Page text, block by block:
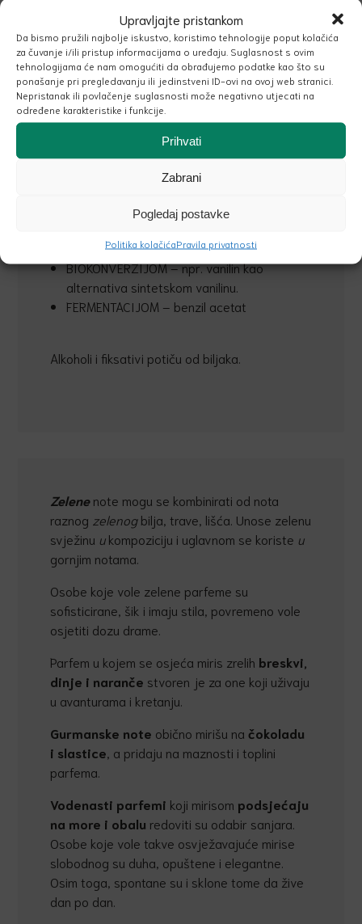
Upravljajte pristankom
Da bismo pružili najbolje iskustvo, koristimo tehnologije poput kolačića
za čuvanje i/ili pristup informacijama o uređaju. Suglasnost s ovim
tehnologijama će nam omogućiti da obrađujemo podatke kao što su
ponašanje pri pregledavanju ili jedinstveni ID-ovi na ovoj web stranici.
Nepristanak ili povlačenje suglasnosti može negativno utjecati na
određene karakteristike i funkcije.
Prihvati
Zabrani
Pogledaj postavke
Politika kolačićaPravila privatnosti
DESTILACIJOM VODENOM PAROM -
frakcioniranjem eteričnog ulja izolira se
određeni sastojak. Na primjer, citronellol se
dobiva frakcioniranjem eteričnog ulja
citronelle. Dakle, to je prirodni izolat.
EKSTRAKCIJOM POMOĆU SUPERKRITIČNOG
CO2 – ekološka alternativa
konvencionalnim metodama ekstrakcije. Na
primjer, crni čaj (ekstrakt lišća Thea
Neke supstance dobivaju se BIOTEHNOLOŠKIM
BIOKONVERZIJOM – npr. vanilin kao
alternativa sintetskom vanilinu.
FERMENTACIJOM – benzil acetat
Alkoholi i fiksativi potiču od biljaka.
Zelenenote mogu se kombinirati od nota
raznog zelenogbilja, trave, lišća. Unose zelenu
svježinu ukompoziciju i uglavnom se koriste u
gornjim notama.
Osobe koje vole zelene parfeme su
sofisticirane, šik i imaju stila, povremeno vole
osjetiti dozu drame.
Parfem u kojem se osjeća miris zrelih breskvi,
dinje i naranče stvoren je za one koji uživaju
u avanturama i kretanju.
Gurmanske note obično mirišu načokoladu
i slastice , a pridaju na maznosti i toplini
parfema.
Vodenasti parfemi koji mirisom podsjećaju
na more i obalu redoviti su odabir sanjara.
Osobe koje vole takve osvježavajuće mirise
slobodnog su duha, opuštene i elegantne.
Osim toga, spontane su i sklone tome da žive
dan po dan.